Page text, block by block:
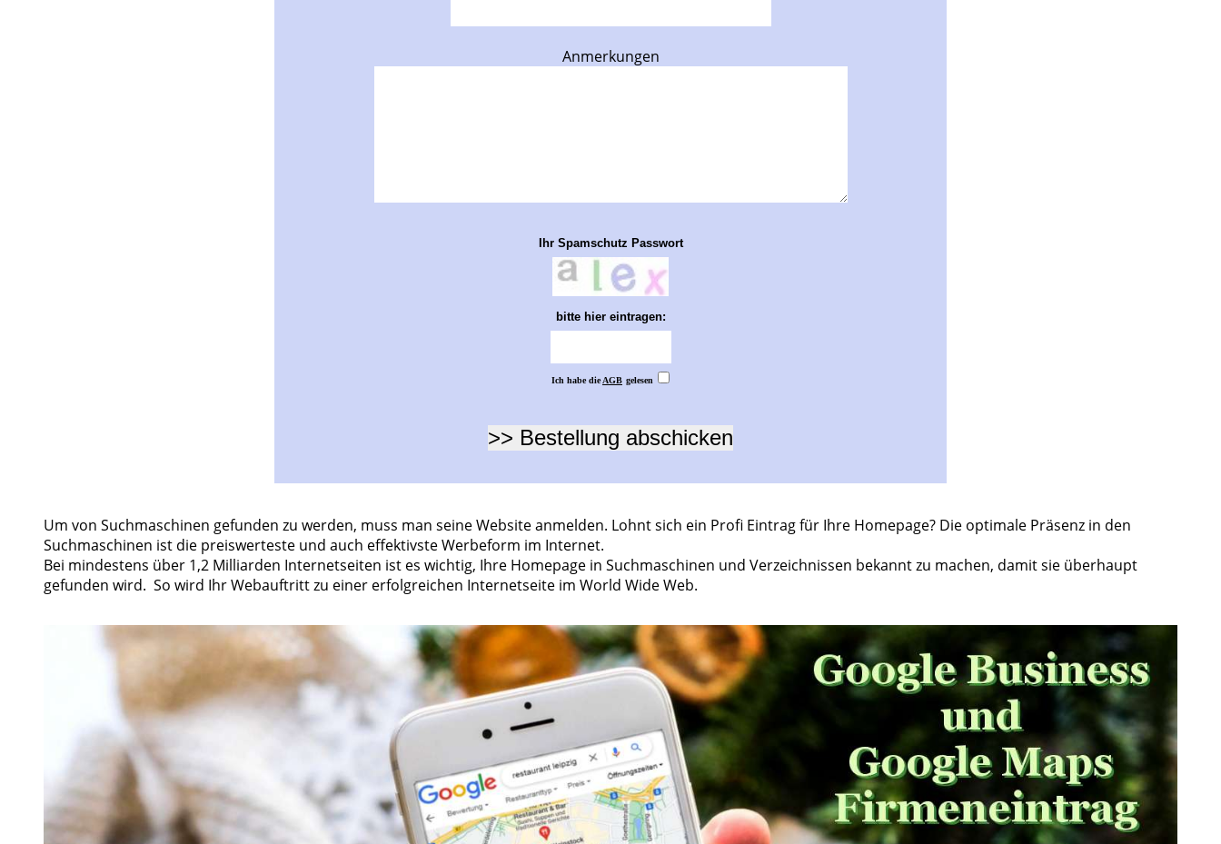
Anmerkungen
Ihr Spamschutz Passwort
bitte hier eintragen:
Ich habe dieAGB gelesen
Um von Suchmaschinen gefunden zu werden, muss man seine Website anmelden. Lohnt sich ein Profi Eintrag für Ihre Homepage? Die optimale Präsenz in den
Suchmaschinen ist die preiswerteste und auch effektivste Werbeform im Internet.
Bei mindestens über 1,2 Milliarden Internetseiten ist es wichtig, Ihre Homepage in Suchmaschinen und Verzeichnissen bekannt zu machen, damit sie überhaupt
gefunden wird. So wird Ihr Webauftritt zu einer erfolgreichen Internetseite im World Wide Web.